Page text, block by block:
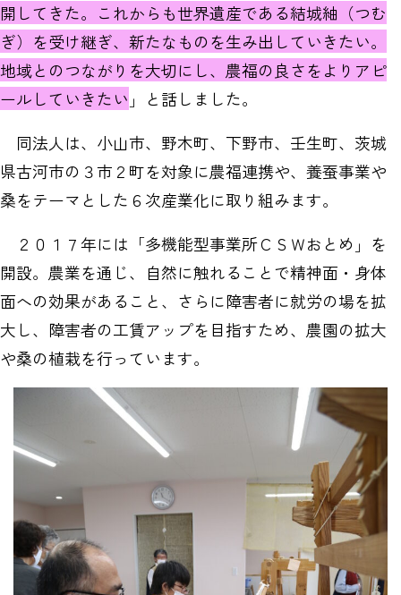
開してきた。これからも世界遺産である結城紬（つむ
ぎ）を受け継ぎ、新たなものを生み出していきたい。
地域とのつながりを大切にし、農福の良さをよりアピ
ールしていきたい 」と話しました。
同法人は、小山市、野木町、下野市、壬生町、茨城
県古河市の３市２町を対象に農福連携や、養蚕事業や
桑をテーマとした６次産業化に取り組みます。
２０１７年には「多機能型事業所ＣＳＷおとめ」を
開設。農業を通じ、自然に触れることで精神面・身体
面への効果があること、さらに障害者に就労の場を拡
大し、障害者の工賃アップを目指すため、農園の拡大
や桑の植栽を行っています。